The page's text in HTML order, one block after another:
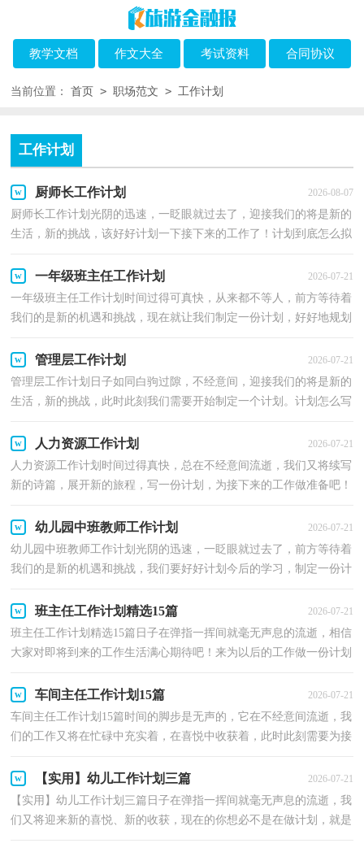
教学文档 作文大全 考试资料 合同协议
当前位置： 首页 > 职场范文 > 工作计划
工作计划
厨师长工作计划 2026-08-07
厨师长工作计划光阴的迅速，一眨眼就过去了，迎接我们的将是新的
生活，新的挑战，该好好计划一下接下来的工作了！计划到底怎么拟
一年级班主任工作计划 2026-07-21
一年级班主任工作计划时间过得可真快，从来都不等人，前方等待着
我们的是新的机遇和挑战，现在就让我们制定一份计划，好好地规划
管理层工作计划 2026-07-21
管理层工作计划日子如同白驹过隙，不经意间，迎接我们的将是新的
生活，新的挑战，此时此刻我们需要开始制定一个计划。计划怎么写
人力资源工作计划 2026-07-21
人力资源工作计划时间过得真快，总在不经意间流逝，我们又将续写
新的诗篇，展开新的旅程，写一份计划，为接下来的工作做准备吧！
幼儿园中班教师工作计划 2026-07-21
幼儿园中班教师工作计划光阴的迅速，一眨眼就过去了，前方等待着
我们的是新的机遇和挑战，我们要好好计划今后的学习，制定一份计
班主任工作计划精选15篇 2026-07-21
班主任工作计划精选15篇日子在弹指一挥间就毫无声息的流逝，相信
大家对即将到来的工作生活满心期待吧！来为以后的工作做一份计划
车间主任工作计划15篇 2026-07-21
车间主任工作计划15篇时间的脚步是无声的，它在不经意间流逝，我
们的工作又将在忙碌中充实着，在喜悦中收获着，此时此刻需要为接
【实用】幼儿工作计划三篇 2026-07-21
【实用】幼儿工作计划三篇日子在弹指一挥间就毫无声息的流逝，我
们又将迎来新的喜悦、新的收获，现在的你想必不是在做计划，就是